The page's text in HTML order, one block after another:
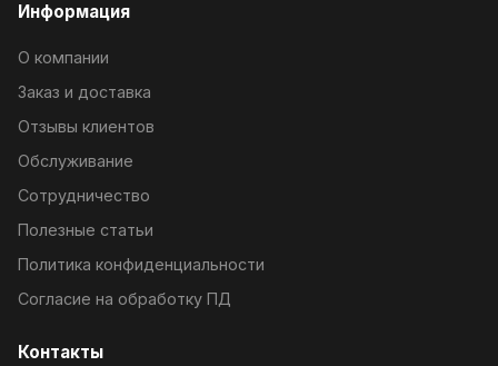
Информация
О компании
Заказ и доставка
Отзывы клиентов
Обслуживание
Сотрудничество
Полезные статьи
Политика конфиденциальности
Согласие на обработку ПД
Контакты